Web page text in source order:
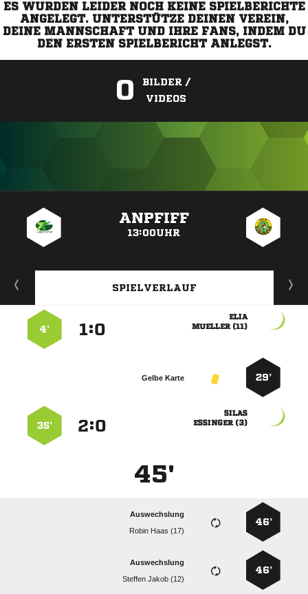
ES WURDEN LEIDER NOCH KEINE SPIELBERICHTE
ANGELEGT. UNTERSTÜTZE DEINEN VEREIN,
DEINE MANNSCHAFT UND IHRE FANS, INDEM DU
DEN ERSTEN SPIELBERICHT ANLEGST.
0
BILDER /
VIDEOS
ANPFIFF
13:00UHR
SPIELVERLAUF

 
:
4’
29’
Gelbe Karte

 
:
35’
45'
46’
Auswechslung
  
46’
Auswechslung
  